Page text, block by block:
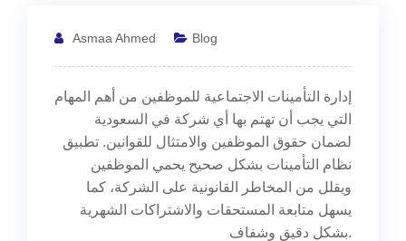
Asmaa Ahmed Blog
إدارة التأمينات الاجتماعية للموظفين من أهم المهام
التي يجب أن تهتم بها أي شركة في السعودية
لضمان حقوق الموظفين والامتثال للقوانين. تطبيق
نظام التأمينات بشكل صحيح يحمي الموظفين
ويقلل من المخاطر القانونية على الشركة، كما
يسهل متابعة المستحقات والاشتراكات الشهرية
بشكل دقيق وشفاف.